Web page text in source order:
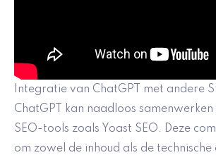
Integratie van ChatGPT met andere
ChatGPT kan naadloos
SEO-tools zoals Yoast SEO. Deze
om zowel de inhoud als de